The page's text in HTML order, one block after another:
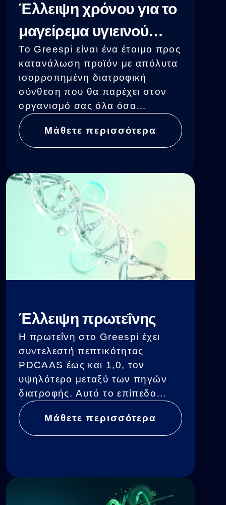
Έλλειψη χρόνου για το
μαγείρεμα υγιεινού
φαγητού
Το Greespi είναι ένα έτοιμο προς
κατανάλωση προϊόν με απόλυτα
ισορροπημένη διατροφική
σύνθεση που θα παρέχει στον
οργανισμό σας όλα όσα
χρειάζεται, ακόμη και στις πιο
γρήγορες στιγμές της ημέρας.
Μάθετε περισσότερα
Έλλειψη πρωτεΐνης
Η πρωτεΐνη στο Greespi έχει
συντελεστή πεπτικότητας
PDCAAS έως και 1,0, τον
υψηλότερο μεταξύ των πηγών
διατροφής. Αυτό το επίπεδο
συναντάται μόνο στο μητρικό
γάλα, τα αυγά και την πρωτεΐνη
ορού γάλακτος.
Μάθετε περισσότερα